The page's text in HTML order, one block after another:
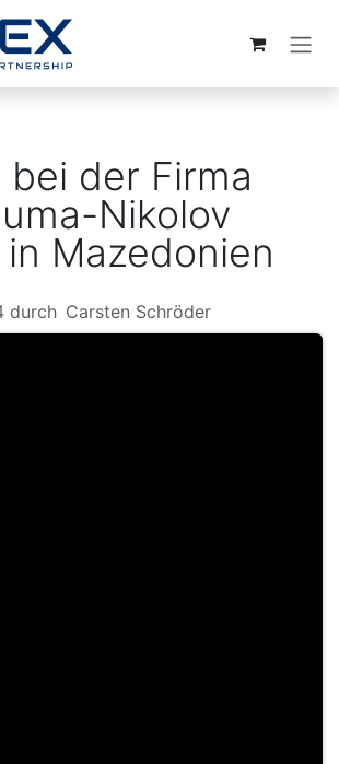
bei der Firma
Nikolov
in Mazedonien
durch Carsten Schröder